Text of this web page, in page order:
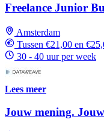
Freelance Junior
Amsterdam
Tussen €21,00 en
30 - 40 uur per week
Lees meer
Jouw mening.